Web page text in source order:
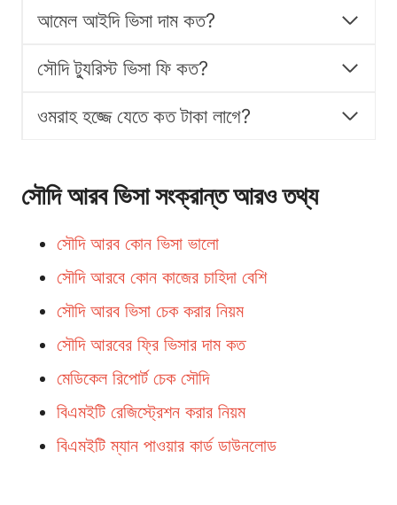
আমেল আইদি ভিসা দাম কত?
সৌদি ট্যুরিস্ট ভিসা ফি কত?
ওমরাহ হজ্জে যেতে কত টাকা লাগে?
সৌদি আরব ভিসা সংক্রান্ত আরও তথ্য
সৌদি আরব কোন ভিসা ভালো
সৌদি আরবে কোন কাজের চাহিদা বেশি
সৌদি আরব ভিসা চেক করার নিয়ম
সৌদি আরবের ফ্রি ভিসার দাম কত
মেডিকেল রিপোর্ট চেক সৌদি
বিএমইটি রেজিস্ট্রেশন করার নিয়ম
বিএমইটি ম্যান পাওয়ার কার্ড ডাউনলোড